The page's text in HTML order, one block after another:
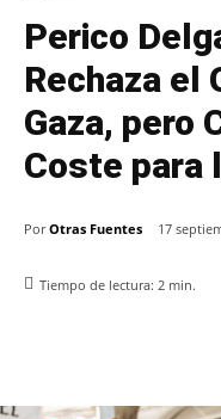
Perico
Rechaza el
Gaza, pero
Coste para
Por Otras Fuentes 17
Tiempo de lectura: 2 min.